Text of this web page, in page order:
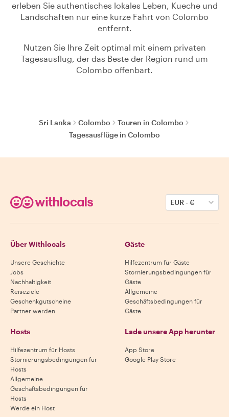
erleben Sie authentisches lokales Leben, Kueche und
Landschaften nur eine kurze Fahrt von Colombo
entfernt.
Nutzen Sie Ihre Zeit optimal mit einem privaten
Tagesausflug, der das Beste der Region rund um
Colombo offenbart.
Sri Lanka Colombo
Touren in Colombo
Tagesausflüge in Colombo
EUR-€
Über Withlocals
Unsere Geschichte
Jobs
Nachhaltigkeit
Reiseziele
Geschenkgutscheine
Partner werden
Gäste
Hilfezentrum für Gäste
Stornierungsbedingungen für
Gäste
Allgemeine
Geschäftsbedingungen für
Gäste
Hosts
Hilfezentrum für Hosts
Stornierungsbedingungen für
Hosts
Allgemeine
Geschäftsbedingungen für
Hosts
Werde ein Host
Lade unsere App herunter
App Store
Google Play Store